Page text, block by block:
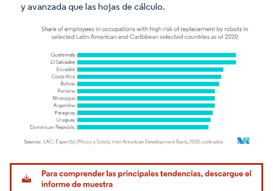
y avanzada que las hojas de cálculo.
Imagen © Mordor Intelligence. El uso requiere atribución según CC BY 4.0.